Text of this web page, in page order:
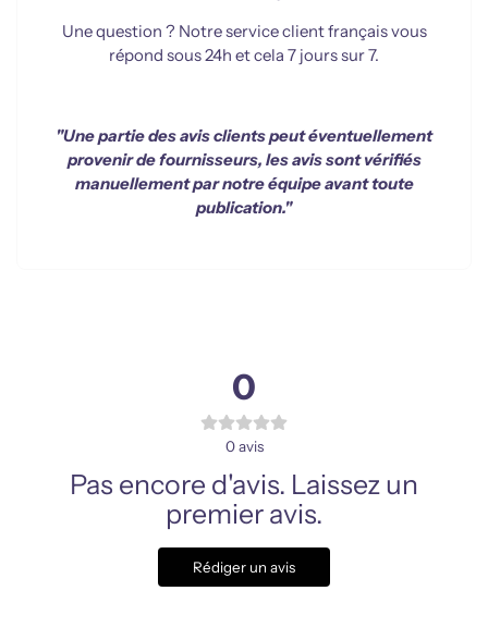
Une question ? Notre service client français vous
répond sous 24h et cela 7 jours sur 7.
"Une partie des avis clients peut éventuellement
provenir de fournisseurs, les avis sont vérifiés
manuellement par notre équipe avant toute
publication."
0
0 avis
Pas encore d'avis. Laissez un
premier avis.
Rédiger un avis